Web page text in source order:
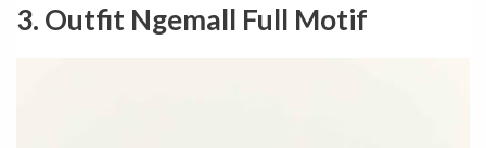
3. Outfit Ngemall Full Motif